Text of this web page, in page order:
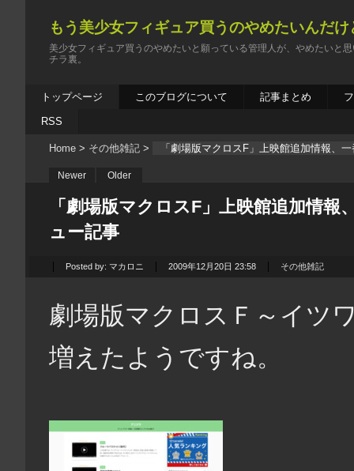
もう美少女フィギュア買うのやめたいんだ
美少女フィギュア買うのやめたいと願っている管理人が、やめたいと
チラ裏。
トップページ このブログについて 記事まとめ
RSS
Home > その他雑記 > 「劇場版マクロスF」上映館追加情報、
Newer Older
「劇場版マクロスF」上映館追加情
ュー記事
Posted by: マカロニ 2009年12月20日 23:58 その他雑記
劇場版マクロスＦ～イツ
増えたようですね。